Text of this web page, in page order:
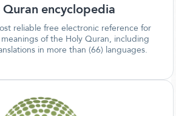
encyclopedia
reliable free electronic reference for
of the Holy Quran, including
in more than (66) languages.